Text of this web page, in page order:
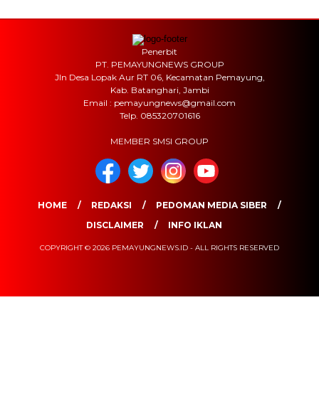
Penerbit
PT. PEMAYUNGNEWS GROUP
Jln Desa Lopak Aur RT 06, Kecamatan Pemayung,
Kab. Batanghari, Jambi
Email : pemayungnews@gmail.com
Telp. 085320701616
MEMBER SMSI GROUP
HOME REDAKSI
PEDOMAN MEDIA SIBER
DISCLAIMER
INFO IKLAN
COPYRIGHT © 2026 PEMAYUNGNEWS.ID - ALL RIGHTS RESERVED